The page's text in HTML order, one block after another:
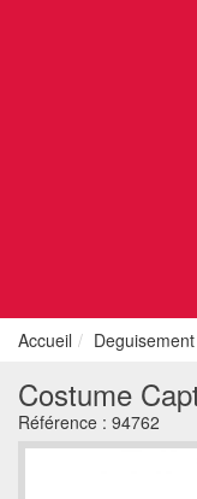
Accueil Deguisement
Costume
Référence : 94762